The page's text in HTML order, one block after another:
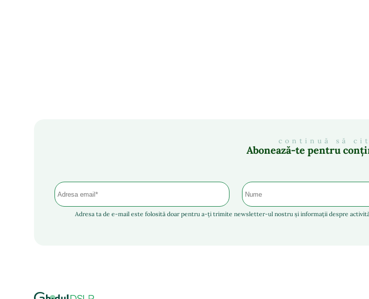
continuă să
Abonează-te pentru
Adresa ta de e-mail este folosită doar pentru a-ți trimite newsletter-ul nostru și informații despre